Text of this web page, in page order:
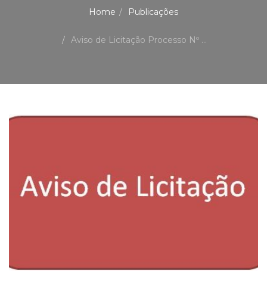
Home Publicações
Aviso de Licitação Processo Nº ...